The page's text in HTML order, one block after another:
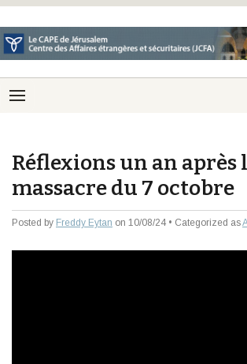
Réflexions un an après
massacre du 7 octobre
Posted by Freddy Eytan on 10/08/24 • Categorized as